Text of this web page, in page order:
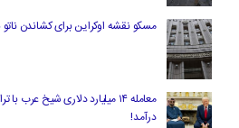
مسکو نقشه اوکراین برای کشاندن
معامله ۱۴ میلیارد دلاری شیخ
درآمد!